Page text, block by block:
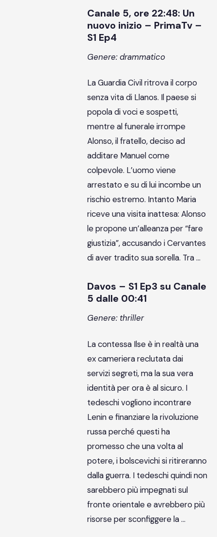
Canale 5, ore 22:48: Un
nuovo inizio – PrimaTv –
S1 Ep4
Genere: drammatico
La Guardia Civil ritrova il corpo
senza vita di Llanos. Il paese si
popola di voci e sospetti,
mentre al funerale irrompe
Alonso, il fratello, deciso ad
additare Manuel come
colpevole. L’uomo viene
arrestato e su di lui incombe un
rischio estremo. Intanto Maria
riceve una visita inattesa: Alonso
le propone un’alleanza per “fare
giustizia”, accusando i Cervantes
di aver tradito sua sorella. Tra …
Davos – S1 Ep3 su Canale
5 dalle 00:41
Genere: thriller
La contessa Ilse è in realtà una
ex cameriera reclutata dai
servizi segreti, ma la sua vera
identità per ora è al sicuro. I
tedeschi vogliono incontrare
Lenin e finanziare la rivoluzione
russa perché questi ha
promesso che una volta al
potere, i bolscevichi si ritireranno
dalla guerra. I tedeschi quindi non
sarebbero più impegnati sul
fronte orientale e avrebbero più
risorse per sconfiggere la …